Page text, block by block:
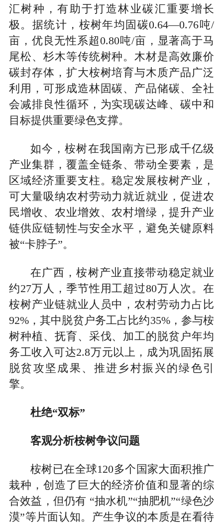
汇树种，有助于打造林业碳汇重要增长
极。据统计，桉树年均固碳0.64—0.76吨/
亩，优良无性系超0.80吨/亩，显著高于马
尾松、杉木等传统树种。木材是高效廉价
碳封存体，扩大桉树培育与木质产品广泛
利用，可形成造林固碳、产品储碳、全社
会减排良性循环，为实现碳达峰、碳中和
目标提供重要绿色支撑。
如今，桉树在我国南方已形成千亿级
产业集群，覆盖全链条、带动全要素，是
区域经济重要支柱。稳定发展桉树产业，
可大量吸纳农村劳动力就近就业，促进农
民增收、农业增效、农村增绿，提升产业
链供应链韧性与安全水平，避免关键原料
被“卡脖子”。
在广西，桉树产业直接带动稳定就业
约27万人，季节性用工超过80万人次。在
桉树产业链就业人员中，农村劳动力占比
92%，其中脱贫户务工占比约35%，参与桉
树种植、抚育、采伐、加工的脱贫户年均
务工收入可达2.8万元以上，成为巩固拓展
脱贫攻坚成果、推进乡村振兴的绿色引
擎。
杜绝“双标”
客观分析桉树争议问题
桉树已在全球120多个国家大面积推广
栽种，创造了巨大的经济价值和显著的综
合效益，但仍有 “抽水机”“抽肥机”“绿色沙
漠”等片面认知。产生争议的本质是在看待